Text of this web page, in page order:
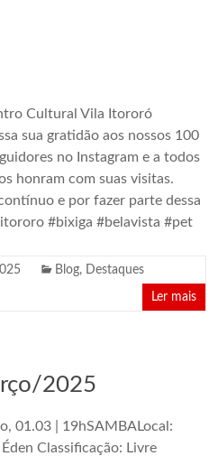
Cultural Vila Itororó
sua gratidão aos nossos 100
no Instagram e a todos
honram com suas visitas.
e por fazer parte dessa
#bixiga #belavista #pet
Blog, Destaques
Ler mais
2025
01.03 | 19hSAMBALocal:
Éden Classificação: Livre